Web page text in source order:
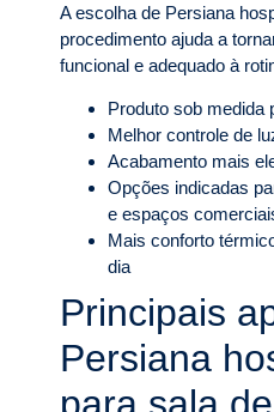
A escolha de Persiana
procedimento ajuda a
funcional e adequado à
Produto sob medida
Melhor controle de
Acabamento mais
Opções indicadas
e espaços
Mais conforto
dia
Principais
Persiana